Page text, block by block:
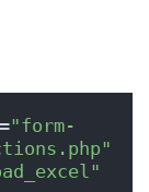
="form-